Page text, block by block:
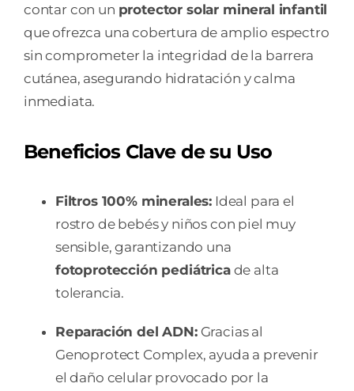
contar con un protector solar mineral infantil
que ofrezca una cobertura de amplio espectro
sin comprometer la integridad de la barrera
cutánea, asegurando hidratación y calma
inmediata.
Beneficios Clave de su Uso
Filtros 100% minerales: Ideal para el
rostro de bebés y niños con piel muy
sensible, garantizando una
fotoprotección pediátricade alta
tolerancia.
Reparación del ADN:Gracias al
Genoprotect Complex, ayuda a prevenir
el daño celular provocado por la